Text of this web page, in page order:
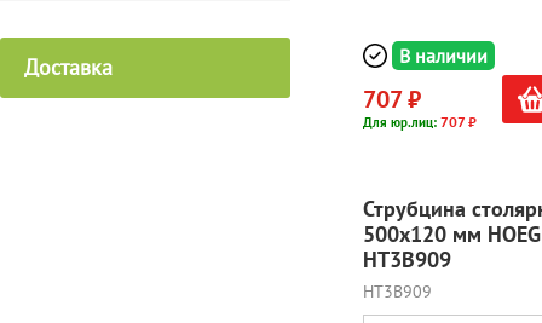
Доставка В наличии
707 ₽
Для юр.лиц: 707 ₽
Струбцина
500x120 мм
HT3B909
HT3B909